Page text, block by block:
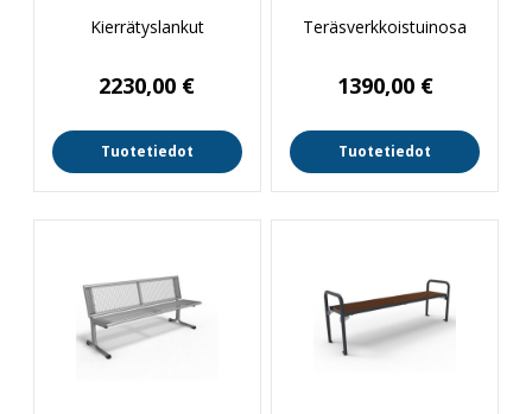
Kierrätyslankut
2230,00 €
Tuotetiedot
Teräsverkkoistuinosa
1390,00 €
Tuotetiedot